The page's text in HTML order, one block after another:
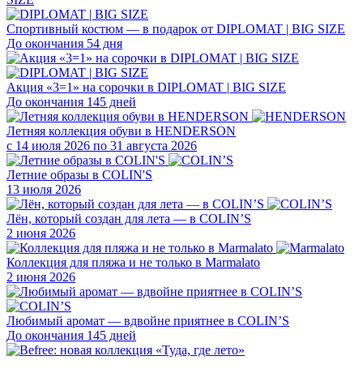
Спортивный костюм — в подарок от DIPLOMAT | BIG SIZE
До окончания 54 дня
Акция «3=1» на сорочки в DIPLOMAT | BIG SIZE
До окончания 145 дней
Летняя коллекция обуви в HENDERSON
с 14 июля 2026 по 31 августа 2026
Летние образы в COLIN'S
13 июля 2026
Лён, который создан для лета — в COLIN’S
2 июня 2026
Коллекция для пляжа и не только в Marmalato
2 июня 2026
Любимый аромат — вдвойне приятнее в COLIN’S
До окончания 145 дней